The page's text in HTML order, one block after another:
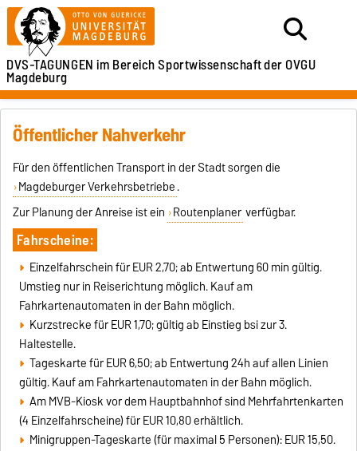
DVS-TAGUNGENim Bereich Sportwissenschaftder OVGU
Magdeburg
Öffentlicher Nahverkehr
Für den öffentlichen Transport in der Stadt sorgen die
Magdeburger Verkehrsbetriebe.
Zur Planung der Anreise ist ein Routenplaner verfügbar.
Fahrscheine:
Einzelfahrschein für EUR 2,70; ab Entwertung 60 min gültig.
Umstieg nur in Reiserichtung möglich. Kauf am
Fahrkartenautomaten in der Bahn möglich.
Kurzstrecke für EUR 1,70; gültig ab Einstieg bsi zur 3.
Haltestelle.
Tageskarte für EUR 6,50; ab Entwertung 24h auf allen Linien
gültig. Kauf am Fahrkartenautomaten in der Bahn möglich.
Am MVB-Kiosk vor dem Hauptbahnhof sind Mehrfahrtenkarten
(4 Einzelfahrscheine) für EUR 10,80 erhältlich.
Minigruppen-Tageskarte (für maximal 5 Personen): EUR 15,50.